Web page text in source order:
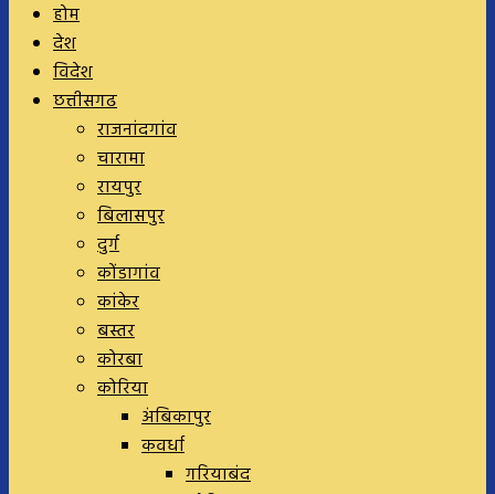
होम
देश
विदेश
छत्तीसगढ
राजनांदगांव
चारामा
रायपुर
बिलासपुर
दुर्ग
कोंडागांव
कांकेर
बस्तर
कोरबा
कोरिया
अंबिकापुर
कवर्धा
गरियाबंद